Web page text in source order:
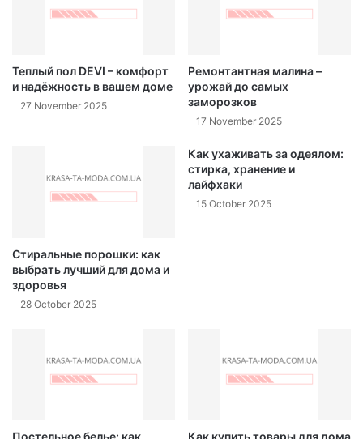
Теплый пол DEVI – комфорт
и надёжность в вашем доме
27 November 2025
Ремонтантная малина –
урожай до самых
заморозков
17 November 2025
Стиральные порошки: как
выбрать лучший для дома и
здоровья
28 October 2025
Как ухаживать за одеялом:
стирка, хранение и
лайфхаки
15 October 2025
Постельное белье: как
Как купить товары для дома